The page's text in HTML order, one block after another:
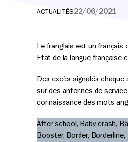
ACTUALITÉS22/06/2021
Le franglais est un français
Etat de la langue française
Des excès signalés chaque
sur des antennes de
connaissance des mots
After school, Baby crash,
Booster, Border,